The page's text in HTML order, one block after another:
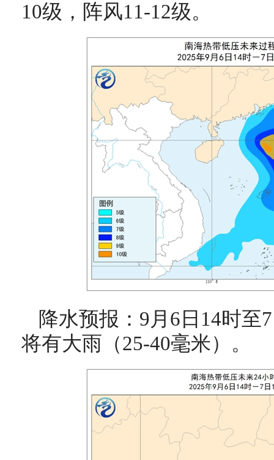
10级，阵风11-12级。
降水预报：9月6日14时至
将有大雨（25-40毫米）。